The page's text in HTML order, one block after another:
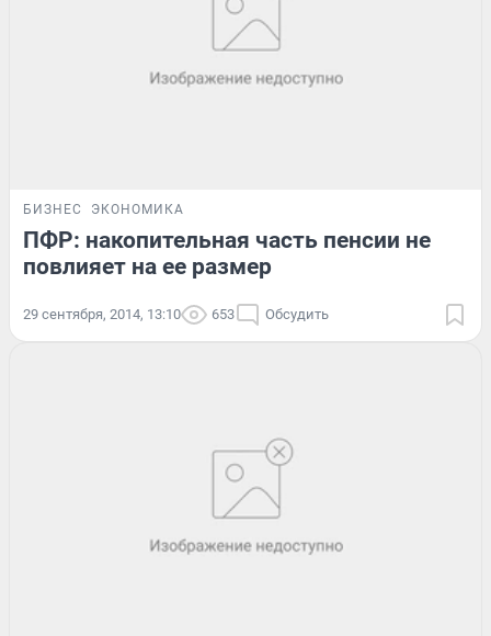
БИЗНЕС ЭКОНОМИКА
ПФР: накопительная часть пенсии не
повлияет на ее размер
29 сентября, 2014, 13:10 653 Обсудить